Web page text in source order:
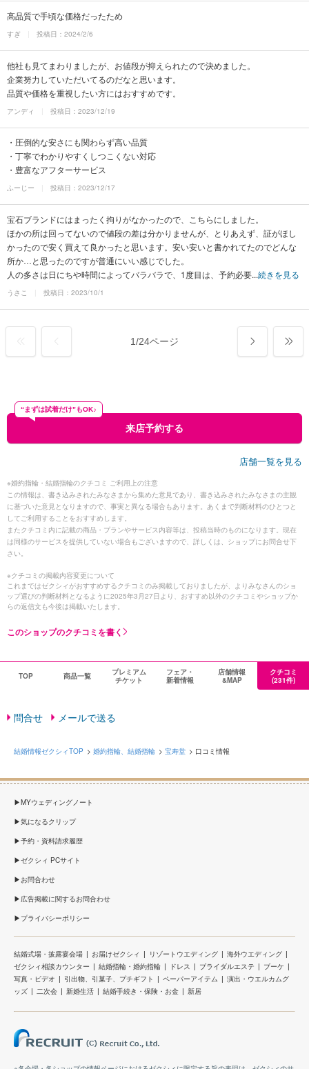
高品質で手頃な価格だったため
すぎ 投稿日：2024/2/6
他社も見てまわりましたが、お値段が抑えられたので決めました。
企業努力していただいてるのだなと思います。
品質や価格を重視したい方にはおすすめです。
アンディ 投稿日：2023/12/19
・圧倒的な安さにも関わらず高い品質
・丁寧でわかりやすくしつこくない対応
・豊富なアフターサービス
ふーじー 投稿日：2023/12/17
宝石ブランドにはまったく拘りがなかったので、こちらにしました。
ほかの所は回ってないので値段の差は分かりませんが、とりあえず、証がほし
かったので安く買えて良かったと思います。安い安いと書かれてたのでどんな
所か…と思ったのですが普通にいい感じでした。
人の多さは日にちや時間によってバラバラで、1度目は、予約必要...続きを見る
うさこ 投稿日：2023/10/1
1/24ページ
来店予約する
“まずは試着だけ”もOK♪
店舗一覧を見る
※婚約指輪・結婚指輪のクチコミ ご利用上の注意
この情報は、書き込みされたみなさまから集めた意見であり、書き込みされたみなさまの主観
に基づいた意見となりますので、事実と異なる場合もあります。あくまで判断材料のひとつと
してご利用することをおすすめします。
またクチコミ内に記載の商品・プランやサービス内容等は、投稿当時のものになります。現在
は同様のサービスを提供していない場合もございますので、詳しくは、ショップにお問合せ下
さい。
※クチコミの掲載内容変更について
これまではゼクシィがおすすめするクチコミのみ掲載しておりましたが、よりみなさんのショ
ップ選びの判断材料となるように2025年3月27日より、おすすめ以外のクチコミやショップか
らの返信文も今後は掲載いたします。
このショップのクチコミを書く
TOP 商品一覧
プレミアム
チケット
フェア・
新着情報
店舗情報
&MAP
クチコミ
(231件)
問合せ メールで送る
結婚情報ゼクシィTOP 婚約指輪、結婚指輪 宝寿堂 口コミ情報
MYウェディングノート
気になるクリップ
予約・資料請求履歴
ゼクシィ PCサイト
お問合わせ
広告掲載に関するお問合わせ
プライバシーポリシー
結婚式場・披露宴会場 お届けゼクシィ リゾートウエディング
海外ウエディング
ゼクシィ相談カウンター
結婚指輪・婚約指輪 ドレス ブライダルエステ
ブーケ
写真・ビデオ
引出物、引菓子、プチギフト ペーパーアイテム
演出・ウエルカムグ
ッズ
二次会 新婚生活 結婚手続き・保険・お金 新居